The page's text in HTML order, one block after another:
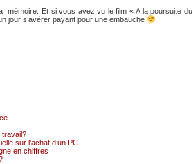
mémoire. Et si vous avez vu le film « A la poursuite du
jour s’avérer payant pour une embauche
travail?
sur l’achat d’un PC
en chiffres